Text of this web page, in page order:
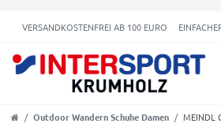
VERSANDKOSTENFREI AB 100 EURO
Outdoor Wandern Schuhe Damen MEINDL